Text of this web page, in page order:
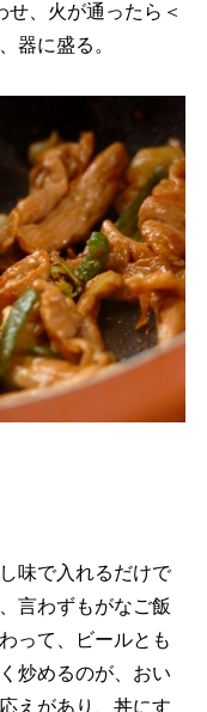
、火が通ったら＜
器に盛る。
味で入れるだけで
言わずもがなご飯
って、ビールとも
炒めるのが、おい
えがあり、丼にす